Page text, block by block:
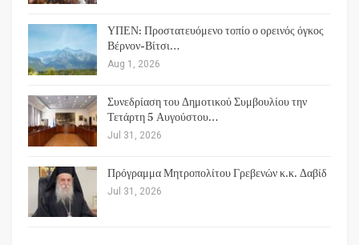
ΥΠΕΝ: Προστατευόμενο τοπίο ο ορεινός όγκος
Βέρνον-Βίτσι…
Aug 1, 2026
Συνεδρίαση του Δημοτικού Συμβουλίου την
Τετάρτη 5 Αυγούστου…
Jul 31, 2026
Πρόγραμμα Μητροπολίτου Γρεβενών κ.κ. Δαβίδ
Jul 31, 2026